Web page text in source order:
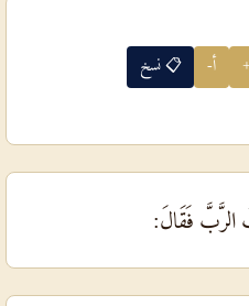
أ- 📋 نسخ
الرَّبَّ فَقَالَ: